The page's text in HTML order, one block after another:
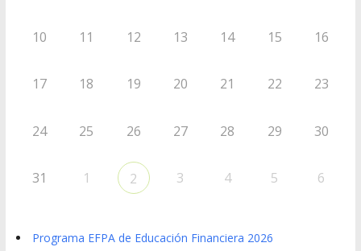
10 11 12 13 14 15 16
17 18 19 20 21 22 23
24 25 26 27 28 29 30
31 1 2 3 4 5 6
Programa EFPA de Educación Financiera 2026